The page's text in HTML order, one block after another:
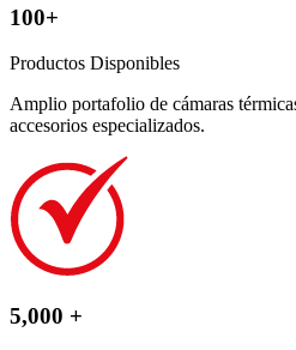
100+
Productos Disponibles
Amplio portafolio de cámaras
accesorios especializados.
5,000 +